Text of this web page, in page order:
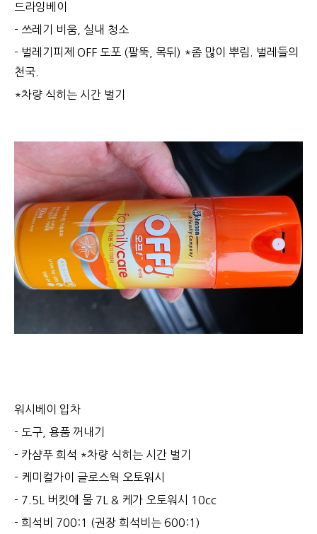
드라잉베이
- 쓰레기 비움, 실내 청소
- 벌레기피제 OFF 도포 (팔뚝, 목뒤) *좀 많이 뿌림. 벌레들의
천국.
*차량 식히는 시간 벌기
워시베이 입차
- 도구, 용품 꺼내기
- 카샴푸 희석 *차량 식히는 시간 벌기
- 케미컬가이 글로스웍 오토워시
- 7.5L 버킷에 물 7L & 케가 오토워시 10cc
- 희석비 700:1 (권장 희석비는 600:1)